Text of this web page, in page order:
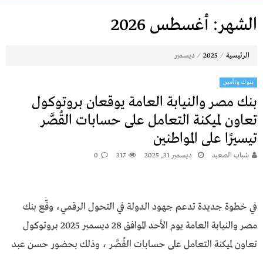
الشهر: أغسطس 2026
الرئيسية ⁄
2025
⁄ ديسمبر
بنوك وتأمين
بنك مصر والنيابة العامة يوقعان بروتوكول
تعاون لميكنة التعامل على حسابات القُصَّر
تيسيرًا على المواطنين
شباب الصعيد ديسمبر 31, 2025 317
0
في خطوة جديدة تدعم جهود الدولة في التحول الرقمي، وقّع بنك
مصر والنيابة العامة يوم الأحد الموافق 28 ديسمبر 2025 بروتوكول
تعاون لميكنة التعامل على حسابات القُصَّر ، وذلك بحضور حسن عبد